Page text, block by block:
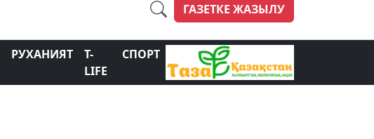
ГАЗЕТКЕ ЖАЗЫЛУ
РУХАНИЯТ
T-
LIFE
СПОРТ